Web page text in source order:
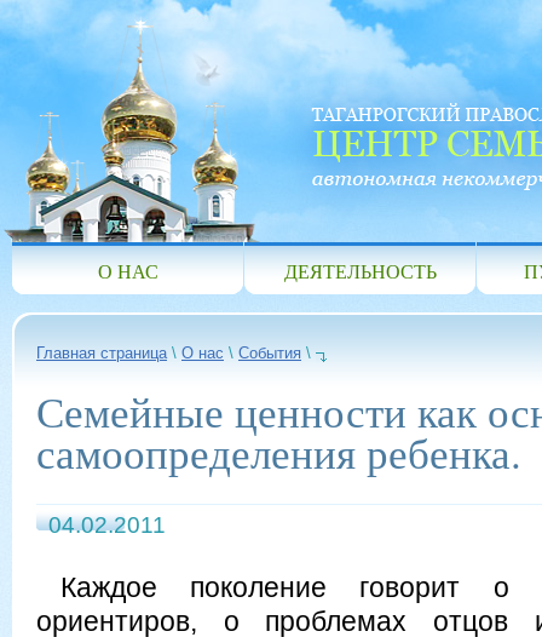
О НАС ДЕЯТЕЛЬНОСТЬ
Главная страница\ О нас \ События \
Семейные ценности как
самоопределения ребенка.
04.02.2011
Каждое поколение говорит о
ориентиров, о проблемах